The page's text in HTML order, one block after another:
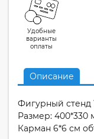
Удобные
варианты
оплаты
Описание
Фигурный стенд
Размер: 400*330
Карман 6*6 см